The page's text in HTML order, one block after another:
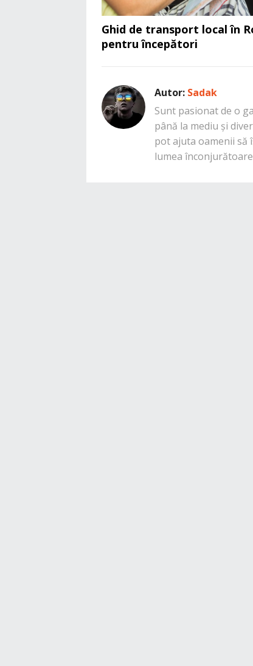
Ghid de transport local în
pentru începători
Autor: Sadak
Sunt pasionat de o
până la mediu și
pot ajuta oamenii să
lumea